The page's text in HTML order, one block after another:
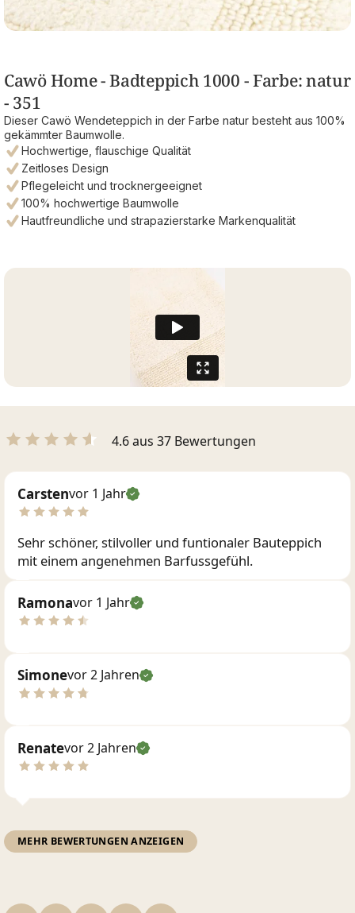
Cawö Home - Badteppich 1000 - Farbe: natur
- 351
Dieser Cawö Wendeteppich in der Farbe natur besteht aus 100%
gekämmter Baumwolle.
Hochwertige, flauschige Qualität
Zeitloses Design
Pflegeleicht und trocknergeeignet
100% hochwertige Baumwolle
Hautfreundliche und strapazierstarke Markenqualität
4.6 aus 37 Bewertungen
Carstenvor 1 Jahr
Sehr schöner, stilvoller und funtionaler Bauteppich
mit einem angenehmen Barfussgefühl.
Ramonavor 1 Jahr
Simonevor 2 Jahren
Renatevor 2 Jahren
MEHR BEWERTUNGEN ANZEIGEN